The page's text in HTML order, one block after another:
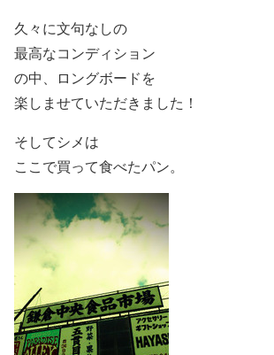
久々に文句なしの
最高なコンディション
の中、ロングボードを
楽しませていただきました！
そしてシメは
ここで買って食べたパン。